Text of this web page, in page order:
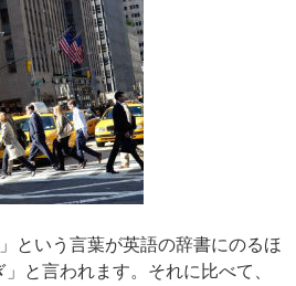
という言葉が英語の辞書にのるほ
と言われます。それに比べて、